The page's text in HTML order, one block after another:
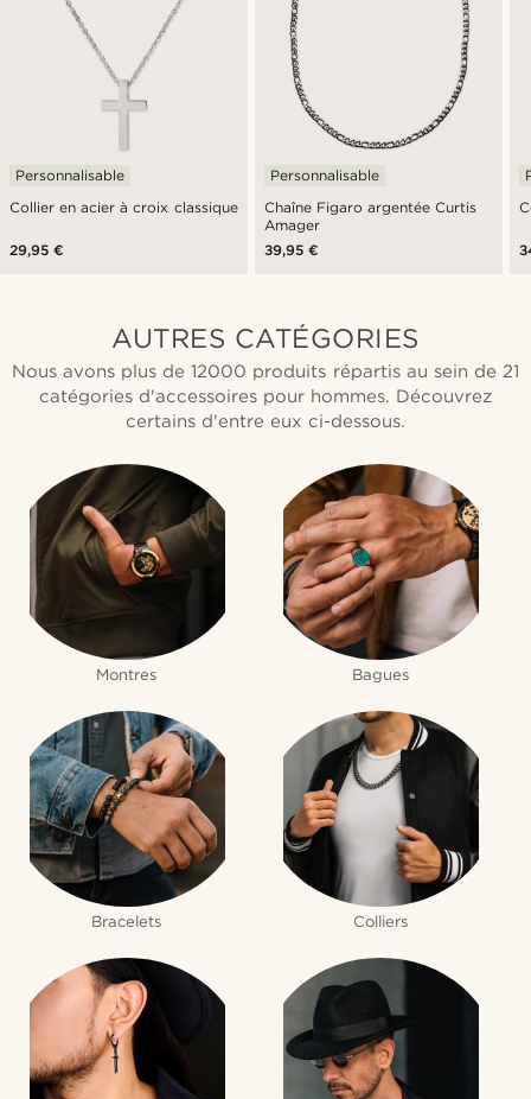
Collier en acier à croix classique
Personnalisable
29,95 €
Chaîne Figaro argentée Curtis
Amager
Personnalisable
39,95 €
AUTRES CATÉGORIES
Nous avons plus de 12000 produits répartis au sein de 21
catégories d'accessoires pour hommes. Découvrez
certains d'entre eux ci-dessous.
Montres Bagues
Bracelets Colliers